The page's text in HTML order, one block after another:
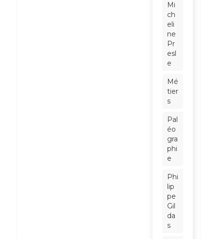
Mi
ch
eli
ne
Pr
esl
e
Mé
tier
s
Pal
éo
gra
phi
e
Phi
lip
pe
Gil
da
s